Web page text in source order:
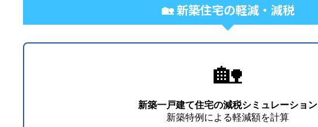
🏡 新築住宅の軽減・減税
🏡
新築一戸建て住宅の減税シミュレーション
新築特例による軽減額を計算